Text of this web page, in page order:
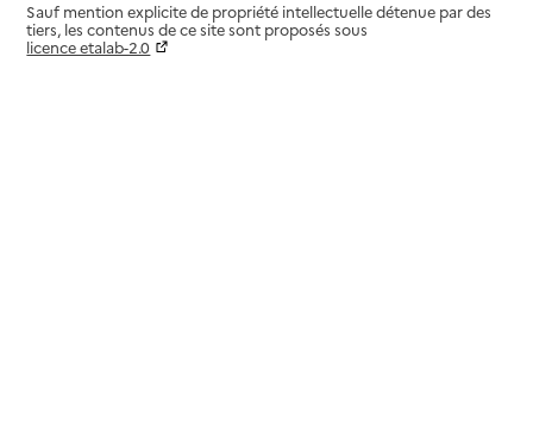
Sauf mention explicite de propriété intellectuelle détenue par des
tiers, les contenus de ce site sont proposés sous
licence etalab-2.0